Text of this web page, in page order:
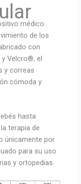
médico
de los
con
Velcro®, el
y correas
cómoda y
hasta
terapia de
únicamente por
para su uso
y ortopedias.